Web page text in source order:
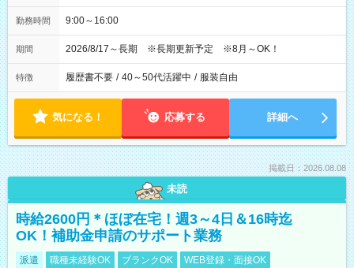
勤務時間 9:00～16:00
期間 2026/8/17～長期 ※長期更新予定 ※8月～OK！
特徴 履歴書不要 / 40～50代活躍中 / 服装自由
気になる！ 応募する 詳細へ
掲載日：2026.08.08
未読
時給2600円＊ほぼ在宅！週3～4日＆16時迄
OK！補助金申請のサポート業務
派遣 職種未経験OK ブランクOK WEB登録・面接OK